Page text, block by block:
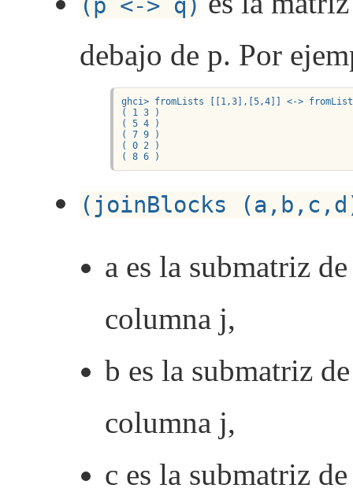
(p <-> q)
debajo de p. Por
ghci> fromLists [[1,3],[5,4]] <->
( 1 3 )
( 5 4 )
( 7 9 )
( 0 2 )
( 8 6 )
(joinBlocks
a es la submatriz
columna j,
b es la submatriz
columna j,
c es la submatriz